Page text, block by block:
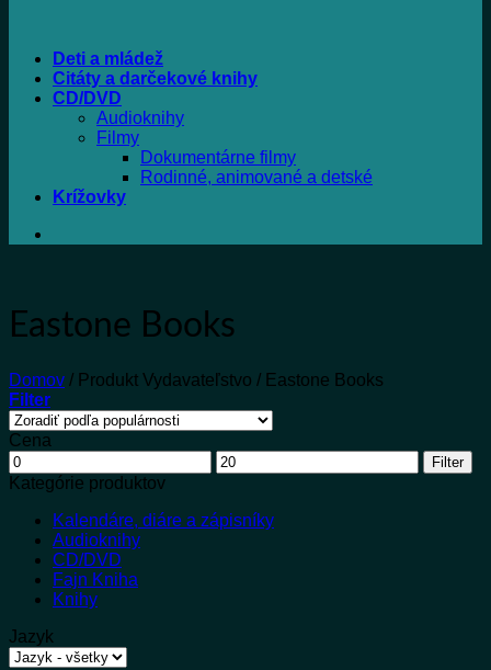
Deti a mládež
Citáty a darčekové knihy
CD/DVD
Audioknihy
Filmy
Dokumentárne filmy
Rodinné, animované a detské
Krížovky
Eastone Books
Domov / Produkt Vydavateľstvo / Eastone Books
Filter
Cena
Minimálna
cena
Maximálna
cena
Filter
Kategórie produktov
Kalendáre, diáre a zápisníky
Audioknihy
CD/DVD
Fajn Kniha
Knihy
Jazyk